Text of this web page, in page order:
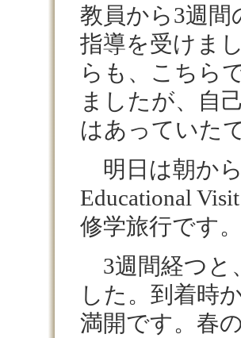
教員から3週間
指導を受けま
らも、こちら
ましたが、自
はあっていた
明日は朝から
Educational
修学旅行です。
3週間経つと
した。到着時
満開です。春